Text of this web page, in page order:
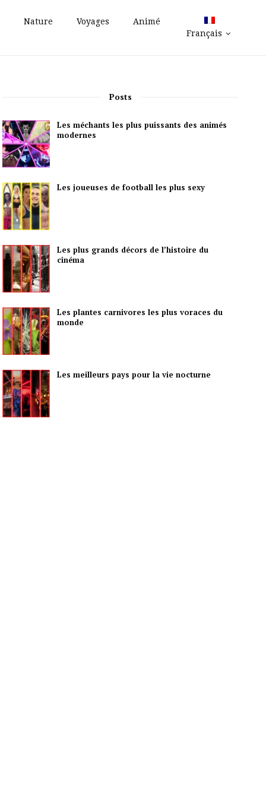
Nature Voyages
Animé
Français
Posts
Les méchants les plus puissants des animés
modernes
Les joueuses de football les plus sexy
Les plus grands décors de l’histoire du
cinéma
Les plantes carnivores les plus voraces du
monde
Les meilleurs pays pour la vie nocturne